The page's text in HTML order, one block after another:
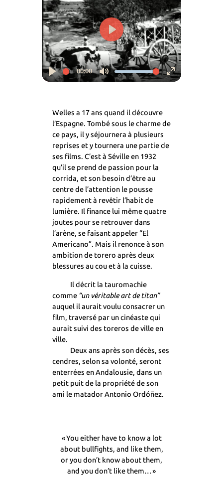
Play
00:00
Mute
Enter
Play
Welles a 17 ans quand il découvre
l’Espagne. Tombé sous le charme de
ce pays, il y séjournera à plusieurs
reprises et y tournera une partie de
ses films. C’est à Séville en 1932
qu’il se prend de passion pour la
corrida, et son besoin d’être au
centre de l’attention le pousse
rapidement à revêtir l’habit de
lumière. Il finance lui même quatre
joutes pour se retrouver dans
l’arène, se faisant appeler “El
Americano”. Mais il renonce à son
ambition de torero après deux
blessures au cou et à la cuisse.
Il décrit la tauromachie
comme “un véritable art de titan”
auquel il aurait voulu consacrer un
film, traversé par un cinéaste qui
aurait suivi des toreros de ville en
ville.
Deux ans après son décès, ses
cendres, selon sa volonté, seront
enterrées en Andalousie, dans un
petit puit de la propriété de son
ami le matador Antonio Ordóñez.
« You either have to know a lot
about bullfights, and like them,
or you don’t know about them,
and you don’t like them… »